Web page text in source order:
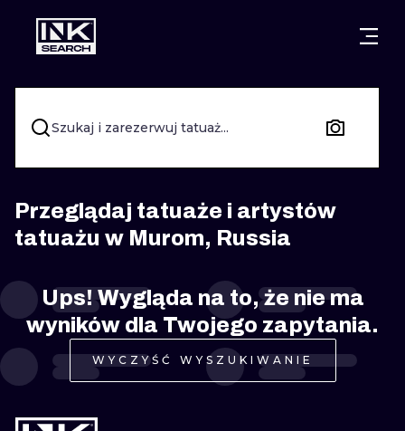
MIASTA GDAŃSK
WARSZAWA POZNAŃ
KRAKÓW KATOWICE
WROCŁAW ŁÓDŹ
BERLIN WIEDEŃ
AMSTERDAM EDYNBURG
PRAGA LONDYN
STYLE
KALIGRAFIA
NEW
TRIBAL
RYCINOWE
Szukaj i zarezerwuj tatuaż...
Przeglądaj tatuaże i artystów
tatuażu w Murom, Russia
Ups! Wygląda na to, że nie ma
wyników dla Twojego zapytania.
WYCZYŚĆ WYSZUKIWANIE